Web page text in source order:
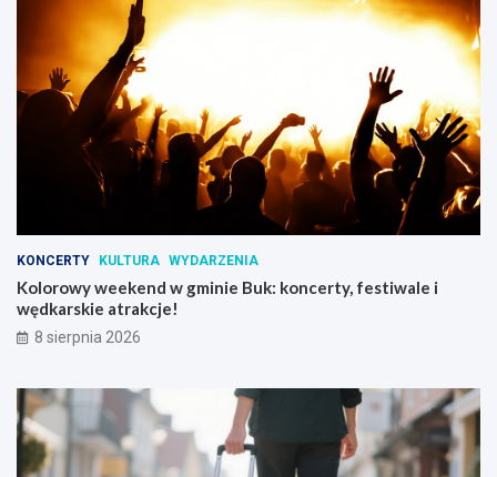
KONCERTY KULTURA WYDARZENIA
Kolorowy weekend w gminie Buk: koncerty, festiwale i
wędkarskie atrakcje!
8 sierpnia 2026